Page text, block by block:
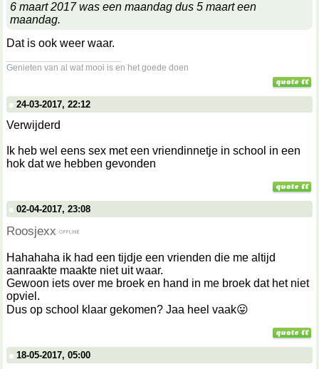
6 maart 2017 was een maandag dus 5 maart een
maandag.
Dat is ook weer waar.
Genieten van al wat mooi is en het goede doen
24-03-2017, 22:12
Verwijderd
Ik heb wel eens sex met een vriendinnetje in school in een
hok dat we hebben gevonden
02-04-2017, 23:08
Roosjexx
Hahahaha ik had een tijdje een vrienden die me altijd
aanraakte maakte niet uit waar.
Gewoon iets over me broek en hand in me broek dat het niet
opviel.
Dus op school klaar gekomen? Jaa heel vaak😛
18-05-2017, 05:00